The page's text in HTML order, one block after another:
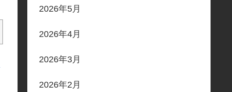
2026年5月
2026年4月
2026年3月
2026年2月